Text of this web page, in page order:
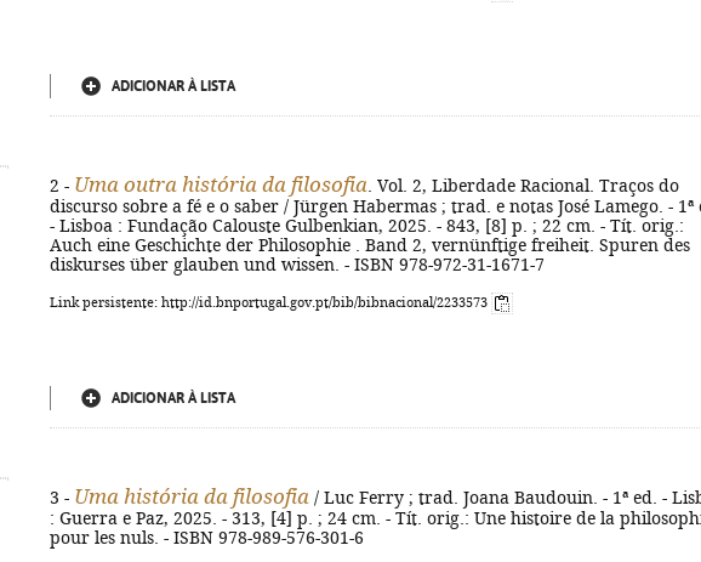
ADICIONAR À LISTA
2 - Uma outra história da filosofia . Vol. 2, Liberdade Racional. Traços do
discurso sobre a fé e o saber / Jürgen Habermas ; trad. e notas José Lamego. - 1ª
- Lisboa : Fundação Calouste Gulbenkian, 2025. - 843, [8] p. ; 22 cm. - Tít. orig.:
Auch eine Geschichte der Philosophie . Band 2, vernünftige freiheit. Spuren des
diskurses über glauben und wissen. - ISBN 978-972-31-1671-7
Link persistente: http://id.bnportugal.gov.pt/bib/bibnacional/2233573
ADICIONAR À LISTA
3 - Uma história da filosofia / Luc Ferry ; trad. Joana Baudouin. - 1ª ed. -
: Guerra e Paz, 2025. - 313, [4] p. ; 24 cm. - Tít. orig.: Une histoire de la
pour les nuls. - ISBN 978-989-576-301-6